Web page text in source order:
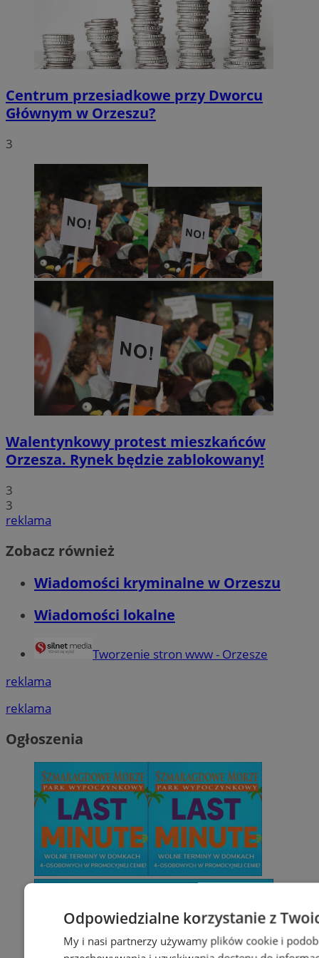
Centrum przesiadkowe przy Dworcu
Głównym w Orzeszu?
3
Walentynkowy protest mieszkańców
Orzesza. Rynek będzie zablokowany!
3
3
reklama
Zobacz również
Wiadomości kryminalne w Orzeszu
Wiadomości lokalne
Tworzenie stron www - Orzesze
reklama
reklama
Ogłoszenia
Odpowiedzialne korzystanie z
My i nasi partnerzy używamy plików cookie i